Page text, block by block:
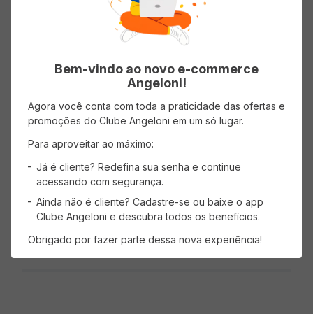
Avaliações
Classificação média: 0(0 avaliações)
Mais recentes Todos
Nenhuma avaliação
Bem-vindo ao novo e-commerce
Angeloni!
Agora você conta com toda a praticidade das ofertas e
promoções do Clube Angeloni em um só lugar.
Para aproveitar ao máximo:
Já é cliente? Redefina sua senha e continue
acessando com segurança.
Ainda não é cliente? Cadastre-se ou baixe o app
Clube Angeloni e descubra todos os benefícios.
Obrigado por fazer parte dessa nova experiência!